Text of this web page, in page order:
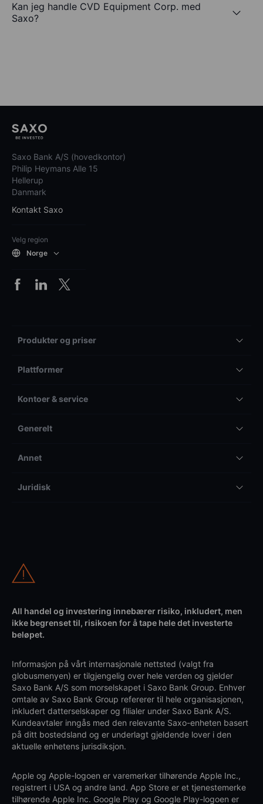
Kan jeg handle CVD Equipment Corp. med
Saxo?
Saxo Bank A/S (hovedkontor)
Philip Heymans Alle 15
Hellerup
Danmark
Kontakt Saxo
Velg region
Norge
Produkter og priser
Plattformer
Kontoer & service
Generelt
Annet
Juridisk
All handel og investering innebærer risiko, inkludert, men
ikke begrenset til, risikoen for å tape hele det investerte
beløpet.
Informasjon på vårt internasjonale nettsted (valgt fra
globusmenyen) er tilgjengelig over hele verden og gjelder
Saxo Bank A/S som morselskapet i Saxo Bank Group. Enhver
omtale av Saxo Bank Group refererer til hele organisasjonen,
inkludert datterselskaper og filialer under Saxo Bank A/S.
Kundeavtaler inngås med den relevante Saxo-enheten basert
på ditt bostedsland og er underlagt gjeldende lover i den
aktuelle enhetens jurisdiksjon.
Apple og Apple-logoen er varemerker tilhørende Apple Inc.,
registrert i USA og andre land. App Store er et tjenestemerke
tilhørende Apple Inc. Google Play og Google Play-logoen er